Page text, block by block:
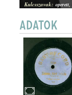
INDULÓ
Kulcsszavak: operett